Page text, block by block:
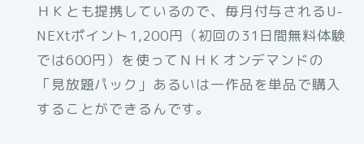
ＨＫとも提携しているので、毎月付与されるU-
NEXtポイント1,200円（初回の31日間無料体験
では600円）を使ってＮＨＫオンデマンドの
「見放題パック」あるいは一作品を単品で購入
することができるんです。